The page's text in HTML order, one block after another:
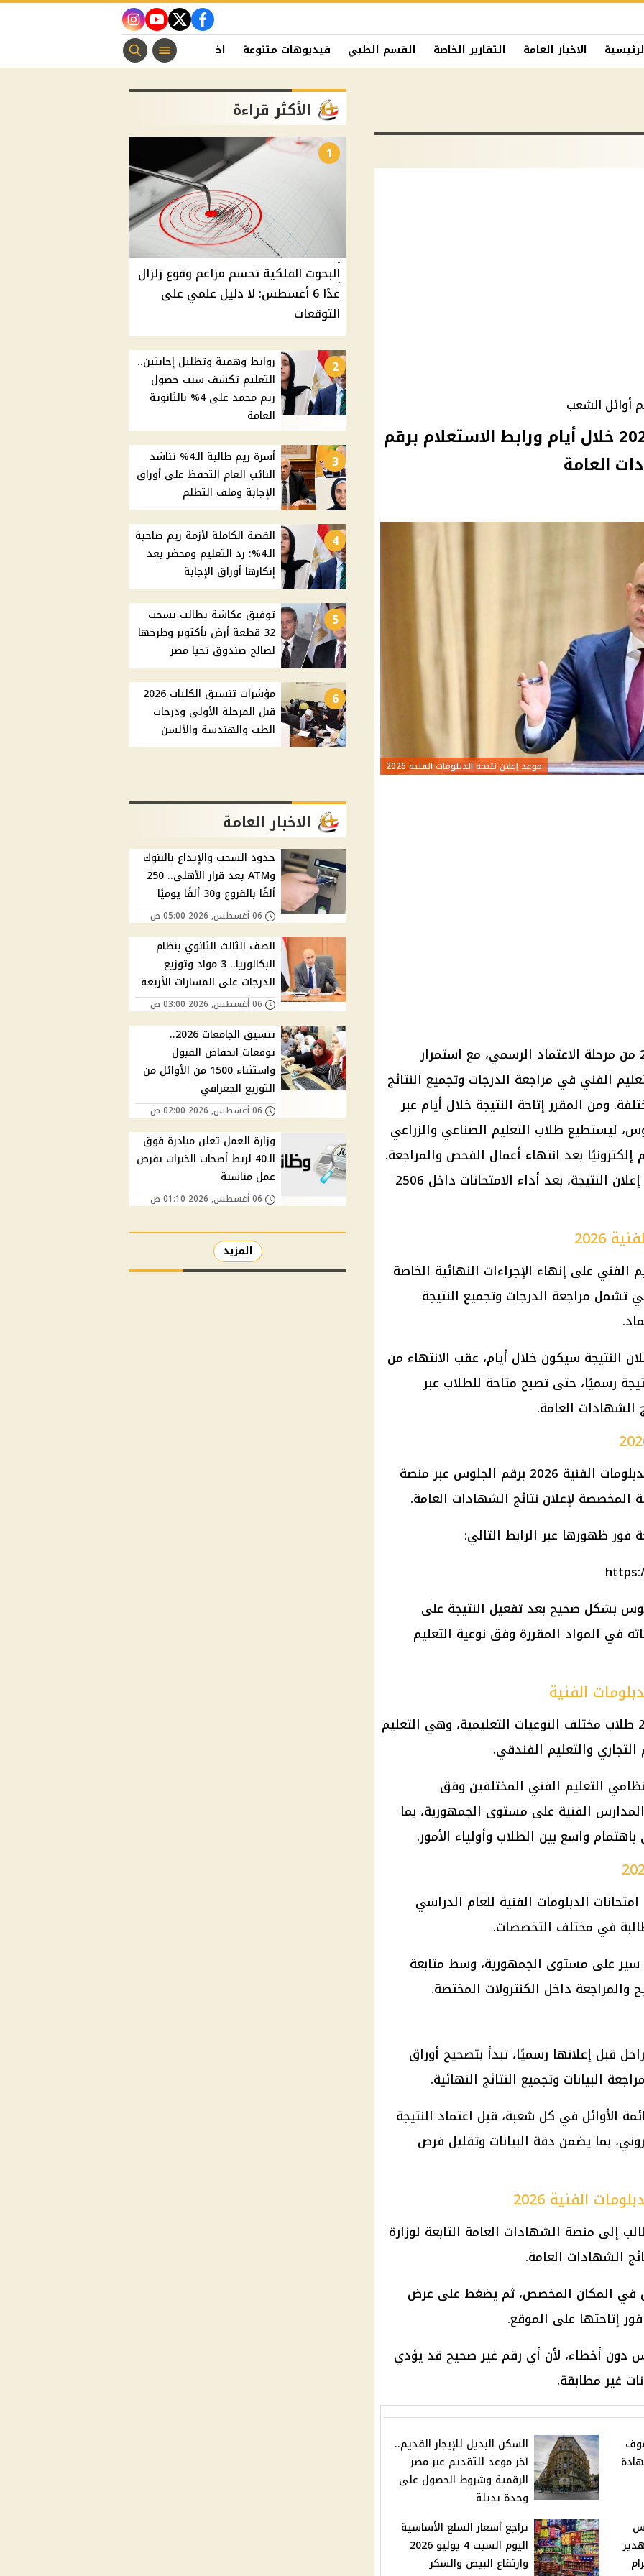
facebook
twitter
youtube
instagram
الاخبار العامة التقارير الخاصة القسم الطبي فيديوهات متنوعة اخبار الفن منوعات مسيحية
أوائل الشعب
نتيجة الدبلومات الفنية 2026 خلال أيام ورابط الاستعلام برقم
العامة
موعد إعلان نتيجة الدبلومات الفنية 2026
تقترب نتيجة الدبلومات الفنية 2026 من مرحلة الاعتماد الرسمي، مع استمرار
الفني في مراجعة الدرجات وتجميع النتائج
ومن المقرر إتاحة النتيجة خلال أيام عبر
ليستطيع طلاب التعليم الصناعي والزراعي
بعد انتهاء أعمال الفحص والمراجعة.
ويترقب نحو 821 ألف طالب وطالبة إعلان النتيجة، بعد أداء الامتحانات داخل 2506
2026
الفني على إنهاء الإجراءات النهائية الخاصة
الفنية 2026، والتي تشمل مراجعة الدرجات وتجميع النتيجة
النتيجة سيكون خلال أيام، عقب الانتهاء من
رسميًا، حتى تصبح متاحة للطلاب عبر
الشهادات العامة.
تتيح وزارة التربية والتعليم نتيجة الدبلومات الفنية 2026 برقم الجلوس عبر منصة
المخصصة لإعلان نتائج الشهادات العامة.
فور ظهورها عبر الرابط التالي:
بشكل صحيح بعد تفعيل النتيجة على
في المواد المقررة وفق نوعية التعليم
الفنية
تشمل نتيجة الدبلومات الفنية 2026 طلاب مختلف النوعيات التعليمية، وهي التعليم
التجاري والتعليم الفندقي.
التعليم الفني المختلفين وفق
الفنية على مستوى الجمهورية، بما
واسع بين الطلاب وأولياء الأمور.
الدبلومات الفنية للعام الدراسي
داخل 2506 لجنة سير على مستوى الجمهورية، وسط متابعة
والمراجعة داخل الكنترولات المختصة.
قبل إعلانها رسميًا، تبدأ بتصحيح أوراق
البيانات وتجميع النتائج النهائية.
الأوائل في كل شعبة، قبل اعتماد النتيجة
بما يضمن دقة البيانات وتقليل فرص
الفنية 2026
إلى منصة الشهادات العامة التابعة لوزارة
الشهادات العامة.
في المكان المخصص، ثم يضغط على عرض
إتاحتها على الموقع.
دون أخطاء، لأن أي رقم غير صحيح قد يؤدي
غير مطابقة.
السكن البديل للإيجار القديم..
آخر موعد للتقديم عبر مصر
الرقمية وشروط الحصول على
وحدة بديلة
تراجع أسعار السلع الأساسية
اليوم السبت 4 يوليو 2026
وارتفاع البيض والسكر
الأكثر قراءة
1
البحوث الفلكية تحسم مزاعم وقوع زلزال
غدًا 6 أغسطس: لا دليل علمي على
التوقعات
2
روابط وهمية وتظليل إجابتين..
التعليم تكشف سبب حصول
ريم محمد على 4% بالثانوية
العامة
3
أسرة ريم طالبة الـ4% تناشد
النائب العام التحفظ على أوراق
الإجابة وملف التظلم
4
القصة الكاملة لأزمة ريم صاحبة
الـ4%: رد التعليم ومحضر بعد
إنكارها أوراق الإجابة
5
توفيق عكاشة يطالب بسحب
32 قطعة أرض بأكتوبر وطرحها
لصالح صندوق تحيا مصر
6
مؤشرات تنسيق الكليات 2026
قبل المرحلة الأولى ودرجات
الطب والهندسة والألسن
الاخبار العامة
حدود السحب والإيداع بالبنوك
وATM بعد قرار الأهلي.. 250
ألفًا بالفروع و30 ألفًا يوميًا
06 أغسطس, 2026 05:00 ص
الصف الثالث الثانوي بنظام
البكالوريا.. 3 مواد وتوزيع
الدرجات على المسارات الأربعة
06 أغسطس, 2026 03:00 ص
تنسيق الجامعات 2026..
توقعات انخفاض القبول
واستثناء 1500 من الأوائل من
التوزيع الجغرافي
06 أغسطس, 2026 02:00 ص
وزارة العمل تعلن مبادرة فوق
الـ40 لربط أصحاب الخبرات بفرص
عمل مناسبة
06 أغسطس, 2026 01:10 ص
المزيد